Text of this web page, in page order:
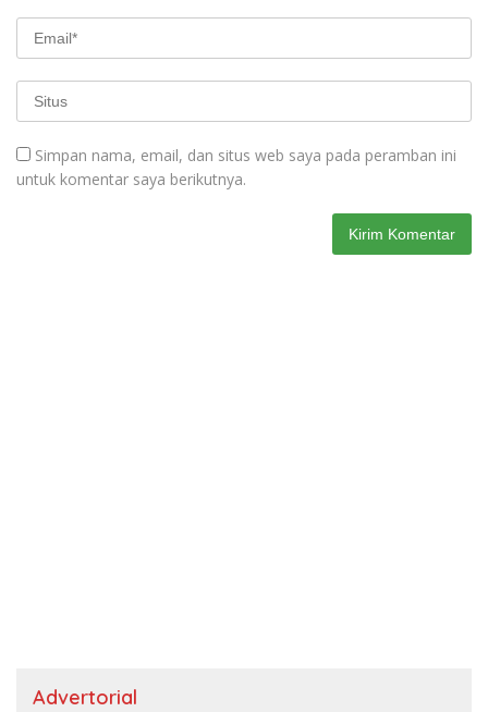
Simpan nama, email, dan situs web saya pada peramban ini
untuk komentar saya berikutnya.
Advertorial